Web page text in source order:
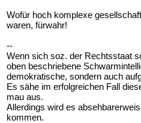
Wofür hoch komplexe
waren, fürwahr!
--
Wenn sich soz. der Rechtsstaat
oben beschriebene
demokratische, sondern auch
Es sähe im erfolgreichen Fall
mau aus.
Allerdings wird es
kommen.